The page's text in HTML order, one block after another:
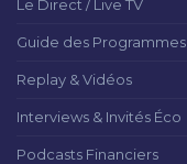
Le Direct / Live TV
Guide des Programmes
Replay & Vidéos
Interviews & Invités Éco
Podcasts Financiers